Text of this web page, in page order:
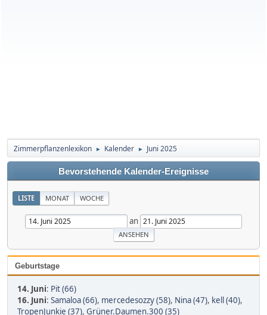
Zimmerpflanzenlexikon ► Kalender ► Juni 2025
Bevorstehende Kalender-Ereignisse
LISTE MONAT WOCHE
an
Geburtstage
14. Juni: Pit (66)
16. Juni: Samaloa (66), mercedesozzy (58), Nina (47), kell (40),
TropenJunkie (37), Grüner.Daumen.300 (35)